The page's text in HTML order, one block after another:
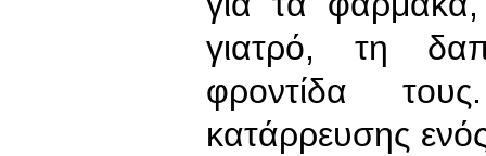
γιατρό, τη
φροντίδα
κατάρρευσης